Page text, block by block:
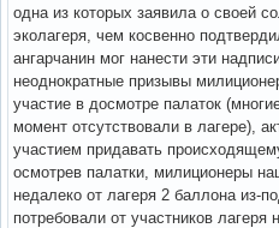
одна из которых заявила о своей
эколагеря, чем косвенно
ангарчанин мог нанести эти
неоднократные призывы
участие в досмотре палаток
момент отсутствовали в лагере),
участием придавать
осмотрев палатки, милиционеры
недалеко от лагеря 2 баллона из-
потребовали от участников лагеря